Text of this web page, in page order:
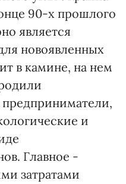
90-х прошлого
является
новоявленных
в камине, на нем
предприниматели,
и
Главное -
затратами